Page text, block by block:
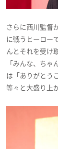
さらに西川監督
に戦うヒーロー
んとそれを受け
「みんな、ち
は「ありがとう
等々と大盛り上